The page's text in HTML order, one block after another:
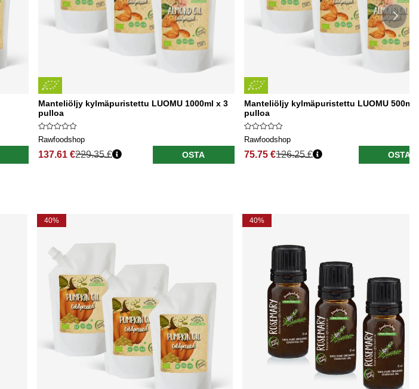
Manteliöljy kylmäpuristettu LUOMU 1000ml x 3
pulloa
Rawfoodshop
137.61 €229.35 € OSTA
Manteliöljy kylmäpuristettu LUOMU 500ml
pulloa
Rawfoodshop
75.75 €126.25 € OSTA
40% 40%